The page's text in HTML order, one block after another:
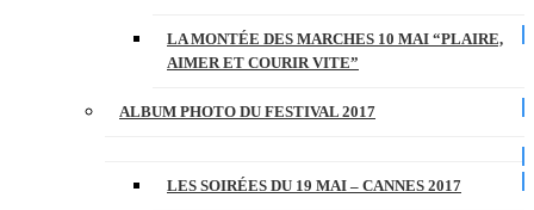
LA MONTÉE DES MARCHES 10 MAI “PLAIRE,
AIMER ET COURIR VITE”
ALBUM PHOTO DU FESTIVAL 2017
LES SOIRÉES DU 19 MAI – CANNES 2017